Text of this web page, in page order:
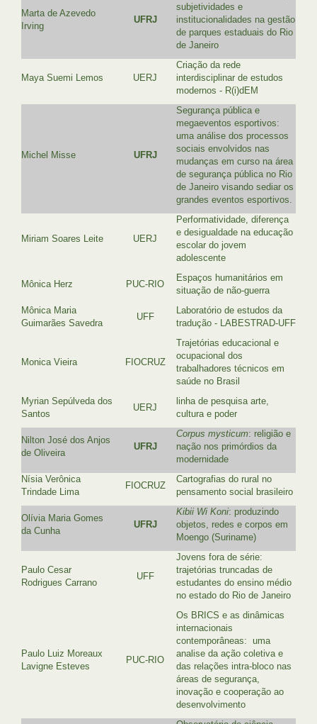
Marta de Azevedo
Irving
UFRJ
subjetividades e
institucionalidades na gestão
de parques estaduais do Rio
de Janeiro
Maya Suemi Lemos UERJ
Criação da rede
interdisciplinar de estudos
modernos - R(i)dEM
Michel Misse UFRJ
Segurança pública e
megaeventos esportivos:
uma análise dos processos
sociais envolvidos nas
mudanças em curso na área
de segurança pública no Rio
de Janeiro visando sediar os
grandes eventos esportivos.
Miriam Soares Leite UERJ
Performatividade, diferença
e desigualdade na educação
escolar do jovem
adolescente
Mônica Herz PUC-RIO
Espaços humanitários em
situação de não-guerra
Mônica Maria
Guimarães Savedra
UFF
Laboratório de estudos da
tradução - LABESTRAD-UFF
Monica Vieira FIOCRUZ
Trajetórias educacional e
ocupacional dos
trabalhadores técnicos em
saúde no Brasil
Myrian Sepúlveda dos
Santos
UERJ
linha de pesquisa arte,
cultura e poder
Nilton José dos Anjos
de Oliveira
UFRJ
Corpus mysticum: religião e
nação nos primórdios da
modernidade
Nísia Verônica
Trindade Lima
FIOCRUZ
Cartografias do rural no
pensamento social brasileiro
Olívia Maria Gomes
da Cunha
UFRJ
Kibii Wi Koni: produzindo
objetos, redes e corpos em
Moengo (Suriname)
Paulo Cesar
Rodrigues Carrano
UFF
Jovens fora de série:
trajetórias truncadas de
estudantes do ensino médio
no estado do Rio de Janeiro
Paulo Luiz Moreaux
Lavigne Esteves
PUC-RIO
Os BRICS e as dinâmicas
internacionais
contemporâneas: uma
analise da ação coletiva e
das relações intra-bloco nas
áreas de segurança,
inovação e cooperação ao
desenvolvimento